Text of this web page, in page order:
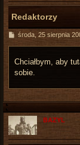
Redaktorzy
P
t
środa, 25 sierpnia
Chciałbym, aby
sobie.
BAZYL